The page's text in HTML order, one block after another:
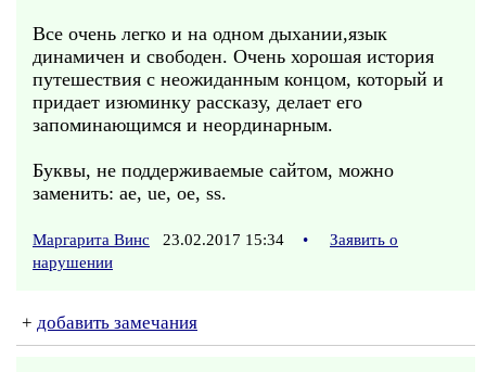
Все очень легко и на одном дыхании,язык
динамичен и свободен. Очень хорошая история
путешествия с неожиданным концом, который и
придает изюминку рассказу, делает его
запоминающимся и неординарным.
Буквы, не поддерживаемые сайтом, можно
заменить: ae, ue, oe, ss.
Маргарита Винс 23.02.2017 15:34 •
Заявить о
нарушении
+ добавить замечания